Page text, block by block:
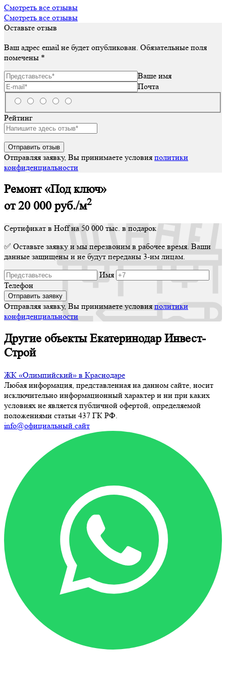
Смотреть все отзывы
Смотреть все отзывы
Оставьте отзыв
Ваш адрес email не будет опубликован. Обязательные поля
помечены *
Ваше имя
Почта
Рейтинг
Отправляя заявку, Вы принимаете условия политики
конфиденциальности
Ремонт «Под ключ»
от 20 000руб./м2
Сертификат в Hoff на 50 000 тыс. в подарок
✅ Оставьте заявку и мы перезвоним в рабочее время. Ваши
данные защищены и не будут переданы 3-им лицам.
Имя
Телефон
Отправляя заявку, Вы принимаете условияполитики
конфиденциальности
Другие объекты Екатеринодар Инвест-
Строй
ЖК «Олимпийский» в Краснодаре
Любая информация, представленная на данном сайте, носит
исключительно информационный характер и ни при каких
условиях не является публичной офертой, определяемой
положениями статьи 437 ГК РФ.
info@официальный.сайт